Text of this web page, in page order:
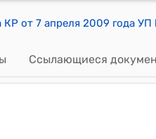
Ссылающиеся